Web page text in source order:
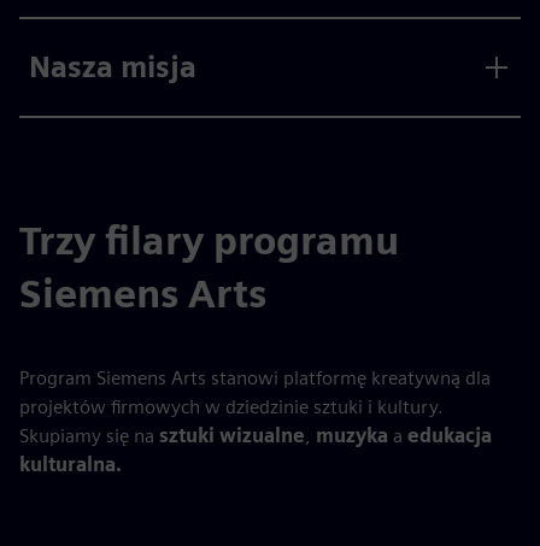
Nasza misja
Trzy filary programu
Siemens Arts
Program Siemens Arts stanowi platformę kreatywną dla
projektów firmowych w dziedzinie sztuki i kultury.
Skupiamy się na sztuki wizualne muzyka a edukacja
kulturalna.